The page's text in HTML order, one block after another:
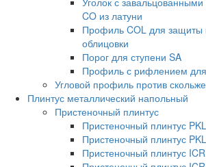
CO из латуни
Профиль COL для защиты
облицовки
Порог для ступени SA
Профиль с рифлением для
Угловой профиль против
Плинтус металлический напольный
Пристеночный плинтус
Пристеночный плинтус
Пристеночный плинтус
Пристеночный плинтус